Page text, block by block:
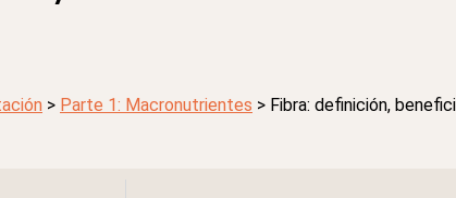
> Parte 1: Macronutrientes > Fibra: definición,